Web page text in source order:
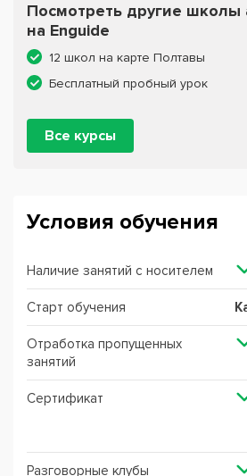
Посмотреть другие школы
на Enguide
12 школ на карте Полтавы
Бесплатный пробный урок
Все курсы
Условия обучения
Наличие занятий с носителем
Старт обучения
Отработка пропущенных
занятий
Сертификат
Разговорные клубы